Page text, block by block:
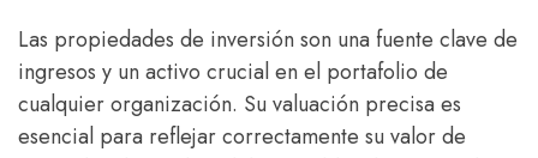
Las propiedades de inversión son una fuente clave de
ingresos y un activo crucial en el portafolio de
cualquier organización. Su valuación precisa es
esencial para reflejar correctamente su valor de